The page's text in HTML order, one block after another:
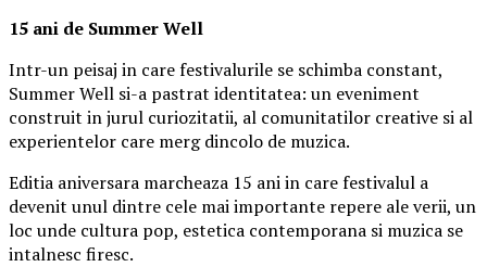
15 ani de Summer Well
Intr-un peisaj in care festivalurile se schimba constant,
Summer Well si-a pastrat identitatea: un eveniment
construit in jurul curiozitatii, al comunitatilor creative si al
experientelor care merg dincolo de muzica.
Editia aniversara marcheaza 15 ani in care festivalul a
devenit unul dintre cele mai importante repere ale verii, un
loc unde cultura pop, estetica contemporana si muzica se
intalnesc firesc.